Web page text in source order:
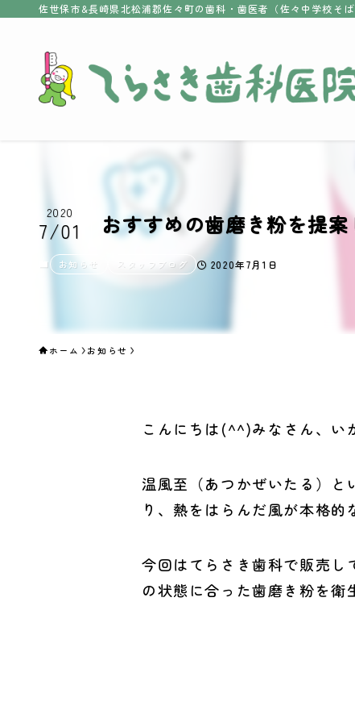
佐世保市&長崎県北松浦郡佐々町の歯科・歯医者（佐々中学校そば
おすすめの歯磨き粉を提案
2020
7/01
お知らせ スタッフブログ 2020年7月1日
ホーム お知らせ
こんにちは(^^)みなさん、い
温風至（あつかぜいたる）と
り、熱をはらんだ風が本格的
今回はてらさき歯科で販売し
の状態に合った歯磨き粉を衛